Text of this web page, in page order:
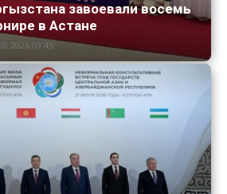
завоевали восемь
в Астане
09:45